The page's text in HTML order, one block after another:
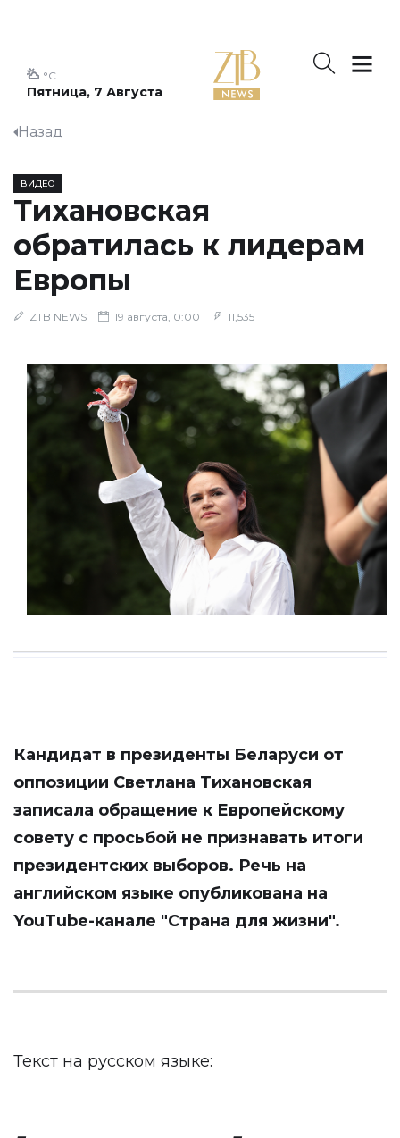
Пятница, 7 Августа
°C
Назад
ВИДЕО
Тихановская
обратилась к лидерам
Европы
ZTB NEWS 19 августа, 0:00 11,535
Кандидат в президенты Беларуси от
оппозиции Светлана Тихановская
записала обращение к Европейскому
совету с просьбой не признавать итоги
президентских выборов. Речь на
английском языке опубликована на
YouTube-канале "Страна для жизни".
Текст на русском языке: